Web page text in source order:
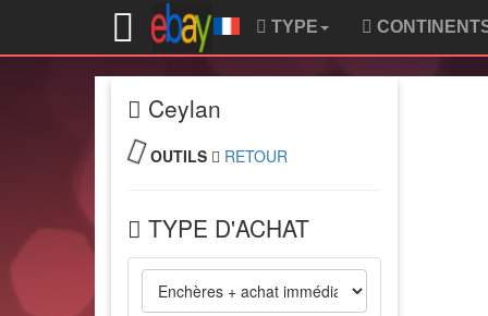
TYPE
Ceylan
OUTILS RETOUR
TYPE D'ACHAT